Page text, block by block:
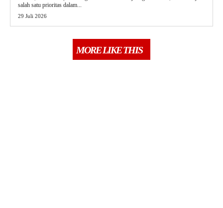
salah satu prioritas dalam...
29 Juli 2026
MORE LIKE THIS